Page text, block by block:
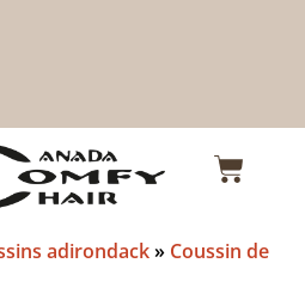
adirondack» Coussin de